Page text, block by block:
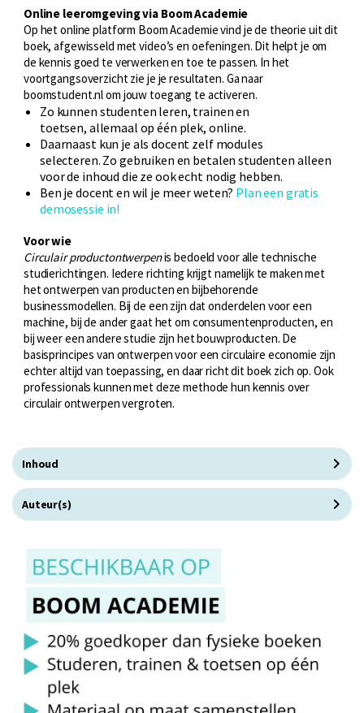
Online leeromgeving via Boom Academie
Op het online platform Boom Academie vind je de theorie uit dit
boek, afgewisseld met video’s en oefeningen. Dit helpt je om
de kennis goed te verwerken en toe te passen. In het
voortgangsoverzicht zie je je resultaten. Ga naar
boomstudent.nl om jouw toegang te activeren.
Zo kunnen studenten leren, trainen en
toetsen, allemaal op één plek, online.
Daarnaast kun je als docent zelf modules
selecteren. Zo gebruiken en betalen studenten alleen
voor de inhoud die ze ook echt nodig hebben.
Ben je docent en wil je meer weten? Plan een gratis
demosessie in!​
Voor wie
Circulair productontwerpenis bedoeld voor alle technische
studierichtingen. Iedere richting krijgt namelijk te maken met
het ontwerpen van producten en bijbehorende
businessmodellen. Bij de een zijn dat onderdelen voor een
machine, bij de ander gaat het om consumentenproducten, en
bij weer een andere studie zijn het bouwproducten. De
basisprincipes van ontwerpen voor een circulaire economie zijn
echter altijd van toepassing, en daar richt dit boek zich op. Ook
professionals kunnen met deze methode hun kennis over
circulair ontwerpen vergroten.
Inhoud
Auteur(s)